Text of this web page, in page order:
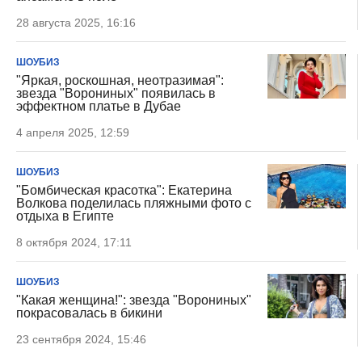
28 августа 2025, 16:16
ШОУБИЗ
"Яркая, роскошная, неотразимая":
звезда "Ворониных" появилась в
эффектном платье в Дубае
4 апреля 2025, 12:59
ШОУБИЗ
"Бомбическая красотка": Екатерина
Волкова поделилась пляжными фото с
отдыха в Египте
8 октября 2024, 17:11
ШОУБИЗ
"Какая женщина!": звезда "Ворониных"
покрасовалась в бикини
23 сентября 2024, 15:46